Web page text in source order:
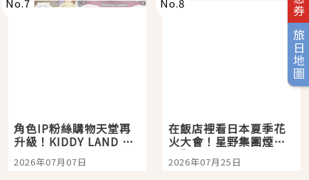
旅日地圖
No.7
角色IP粉絲購物天堂再
升級！KIDDY LAND 原
宿店吉伊卡哇迎客，新
開幕 OMOKADO 店3分
2026年07月07日
No.8
在飯店裡看日本夏季花
火大會！星野集團煙火
景觀飯店6選，讓你不用
人擠人悠閒欣賞
2026年07月25日